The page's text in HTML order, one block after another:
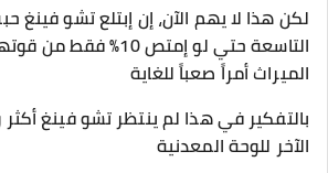
لكن هذا لا يهم الآن، إن إبتلع تشو فينغ
التاسعة حتي لو إمتص 10%
الميراث أمراً صعباً للغاية
بالتفكير في هذا لم ينتظر تشو فينغ
الآخر للوحة المعدنية